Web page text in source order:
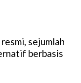
sejumlah
berbasis